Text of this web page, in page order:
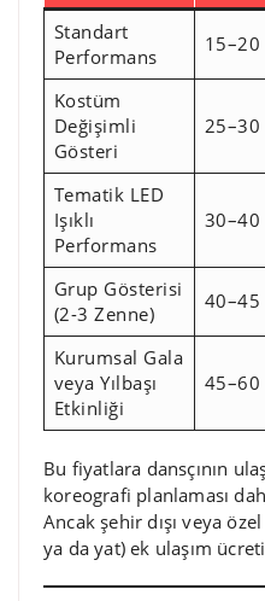
Standart
Performans
15–20
Kostüm
Değişimli
Gösteri
25–30
Tematik LED
Işıklı
Performans
30–40
Grup Gösterisi
(2-3 Zenne)
40–45
Kurumsal Gala
veya Yılbaşı
Etkinliği
45–60
Bu fiyatlara dansçının
koreografi planlaması
Ancak şehir dışı veya
ya da yat) ek ulaşım